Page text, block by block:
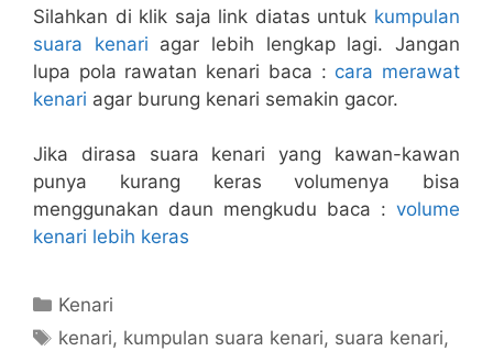
Silahkan di klik saja link diatas untuk kumpulan
suara kenari agar lebih lengkap lagi. Jangan
lupa pola rawatan kenari baca : cara merawat
kenari agar burung kenari semakin gacor.
Jika dirasa suara kenari yang kawan-kawan
punya kurang keras volumenya bisa
menggunakan daun mengkudu baca : volume
kenari lebih keras
Categories
Kenari
Tags
kenari, kumpulan suara kenari, suara kenari,